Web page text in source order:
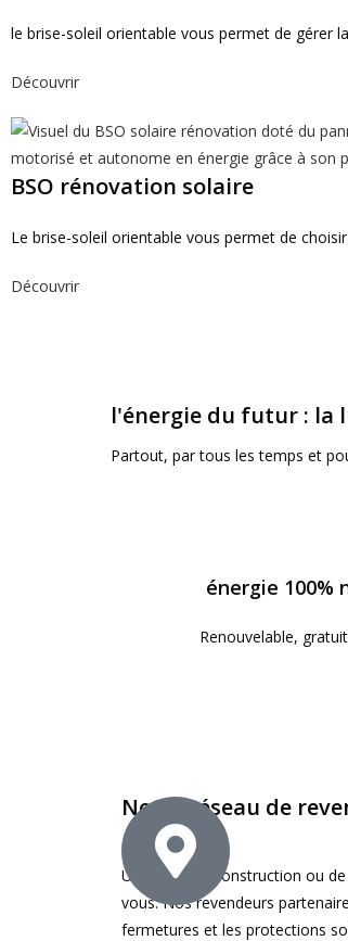
le brise-soleil orientable vous permet de gérer
Découvrir
BSO rénovation solaire
Le brise-soleil orientable vous permet de
Découvrir
l'énergie du futur : la
Partout, par tous les temps et
énergie 100%
Renouvelable,
Notre réseau de
Un projet de construction ou
vous. Nos revendeurs
fermetures et les protections